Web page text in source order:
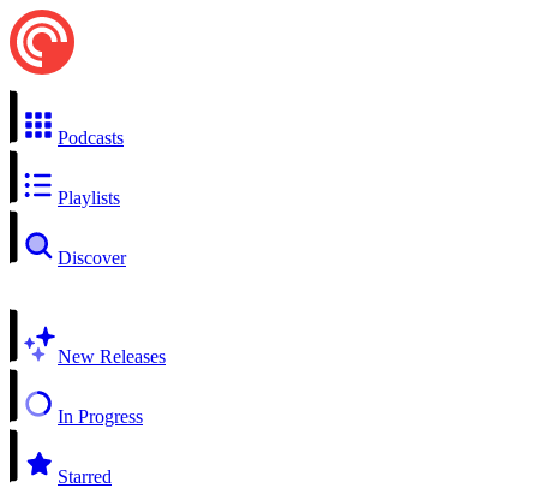
Podcasts
Playlists
Discover
New Releases
In Progress
Starred